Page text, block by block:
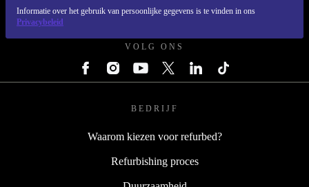
REFURBED NEDERLAND - RETHINK NEW.
VOLG ONS
BEDRIJF
Waarom kiezen voor refurbed?
Refurbishing proces